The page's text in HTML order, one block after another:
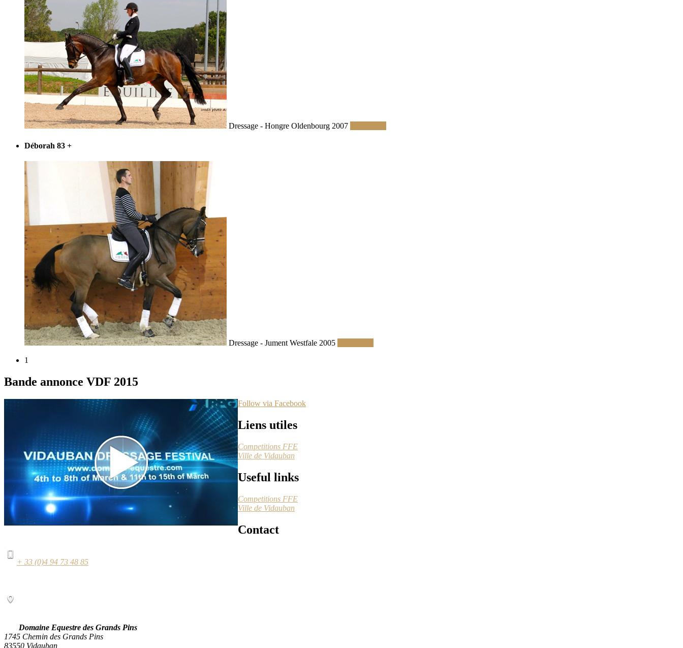
Dressage - Hongre Oldenbourg 2007
Déborah 83 +
Dressage - Jument Westfale 2005
1
Bande annonce VDF 2015
Follow via Facebook
Liens utiles
Competitions FFE
Ville de Vidauban
Useful links
Competitions FFE
Ville de Vidauban
Contact
+ 33 (0)4 94 73 48 85
Domaine Equestre des Grands Pins
1745 Chemin des Grands Pins
83550 Vidauban